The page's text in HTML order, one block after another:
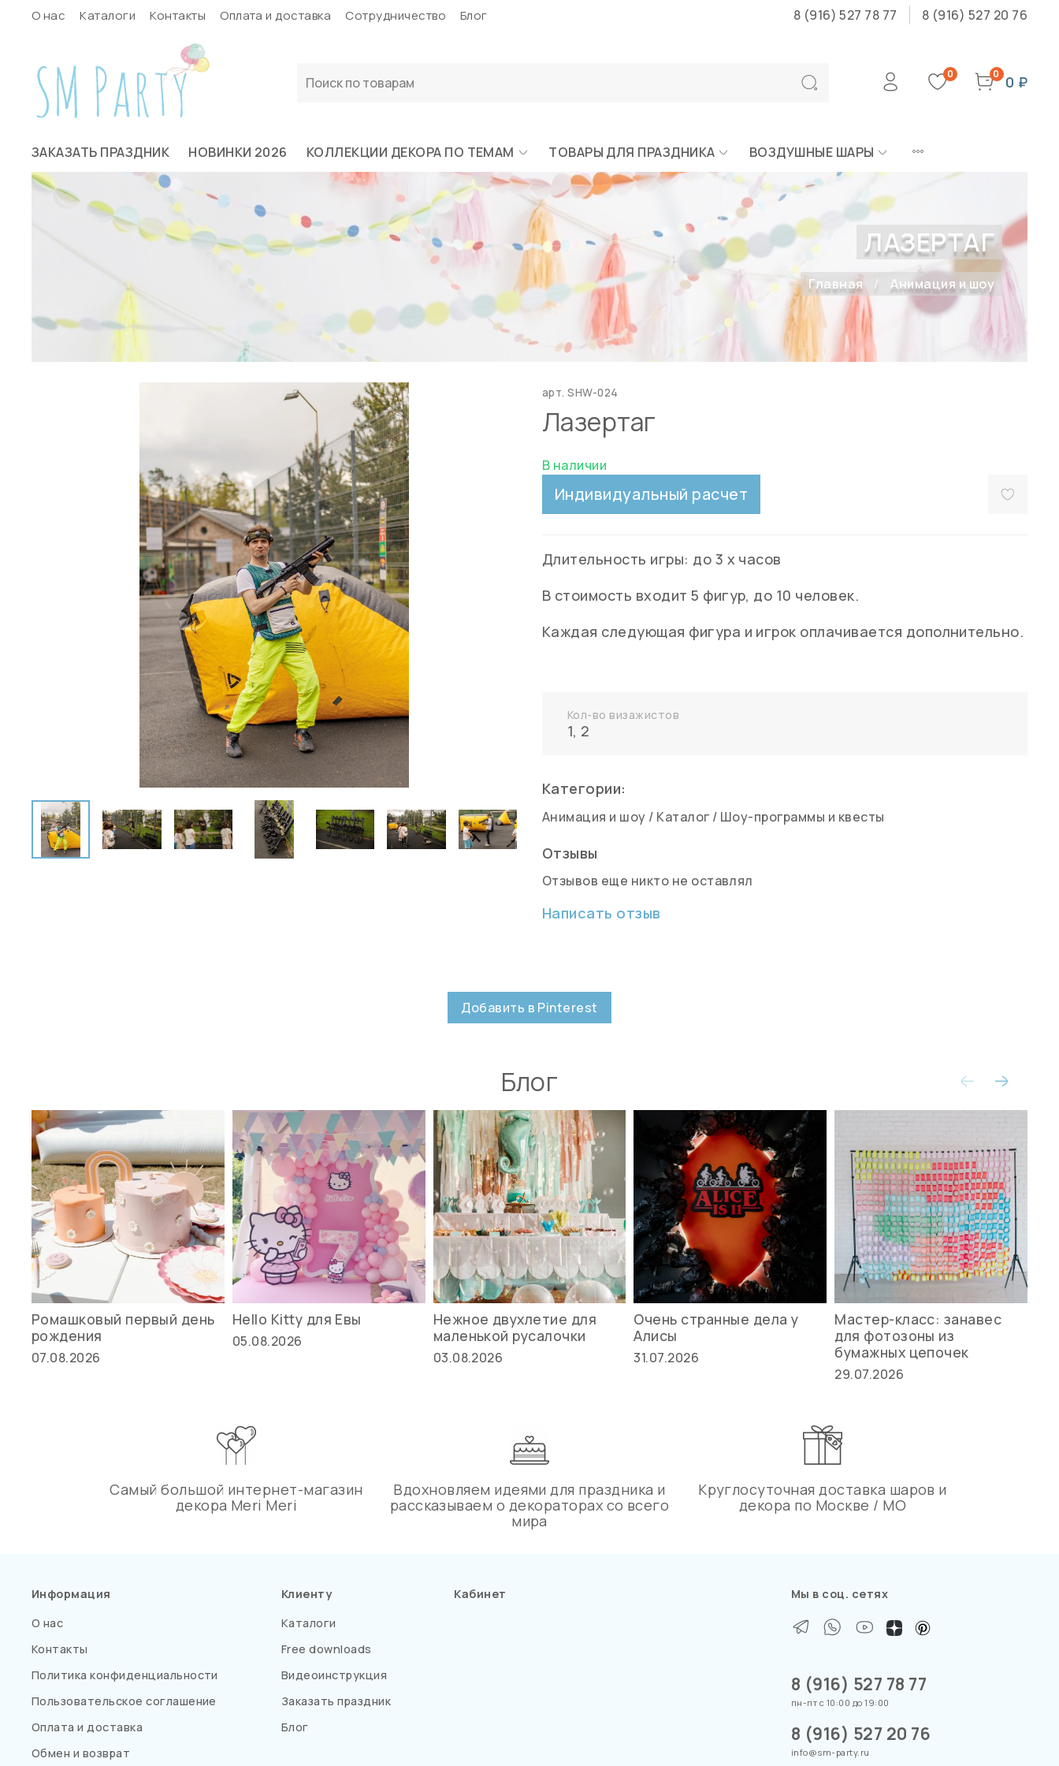
О нас Каталоги Контакты Оплата и доставка Сотрудничество Блог 8 (916) 527 78 77 8 (916) 527 20 76
0 0 0 ₽
ЗАКАЗАТЬ ПРАЗДНИК НОВИНКИ 2026 КОЛЛЕКЦИИ ДЕКОРА ПО ТЕМАМ ТОВАРЫ ДЛЯ ПРАЗДНИКА ВОЗДУШНЫЕ ШАРЫ
ЛАЗЕРТАГ
Главная Анимация и шоу
арт.SHW-024
Лазертаг
В наличии
Индивидуальный расчет
Длительность игры: до 3 х часов
В стоимость входит 5 фигур, до 10 человек.
Каждая следующая фигура и игрок оплачивается дополнительно.
Кол-во визажистов
1, 2
Категории:
Анимация и шоу / Каталог / Шоу-программы и квесты
Отзывы
Отзывов еще никто не оставлял
Написать отзыв
Добавить в Pinterest
Блог
Ромашковый первый день
рождения
07.08.2026
Hello Kitty для Евы
05.08.2026
Нежное двухлетие для
маленькой русалочки
03.08.2026
Очень странные дела у
Алисы
31.07.2026
Мастер-класс: занавес
для фотозоны из
бумажных цепочек
29.07.2026
Самый большой интернет-магазин
декора Meri Meri
Вдохновляем идеями для праздника и
рассказываем о декораторах со всего
мира
Круглосуточная доставка шаров и
декора по Москве / МО
Информация
О нас
Контакты
Политика конфиденциальности
Пользовательское соглашение
Оплата и доставка
Обмен и возврат
Клиенту
Каталоги
Free downloads
Видеоинструкция
Заказать праздник
Блог
Кабинет Мы в соц. сетях
8 (916) 527 78 77
пн-пт с 10:00 до 19:00
8 (916) 527 20 76
info@sm-party.ru